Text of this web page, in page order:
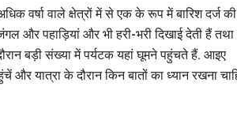
वर्षा वाले क्षेत्रों में से एक के रूप में बारिश दर्ज की
और पहाड़ियां और भी हरी-भरी दिखाई देती हैं तथा
बड़ी संख्या में पर्यटक यहां घूमने पहुंचते हैं. आइए
यात्रा के दौरान किन बातों का ध्यान रखना